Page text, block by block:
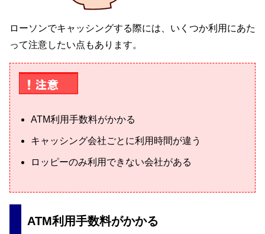
ローソンでキャッシングする際には、いくつか利用にあた
って注意したい点もあります。
ATM利用手数料がかかる
キャッシング会社ごとに利用時間が違う
ロッピーのみ利用できない会社がある
ATM利用手数料がかかる